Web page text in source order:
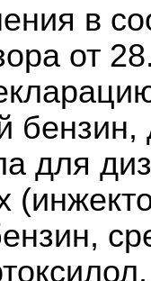
в
от
бензин,
для